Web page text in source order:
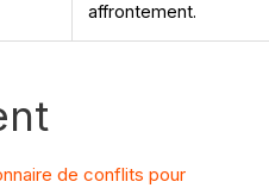
affrontement.
de conflits pour